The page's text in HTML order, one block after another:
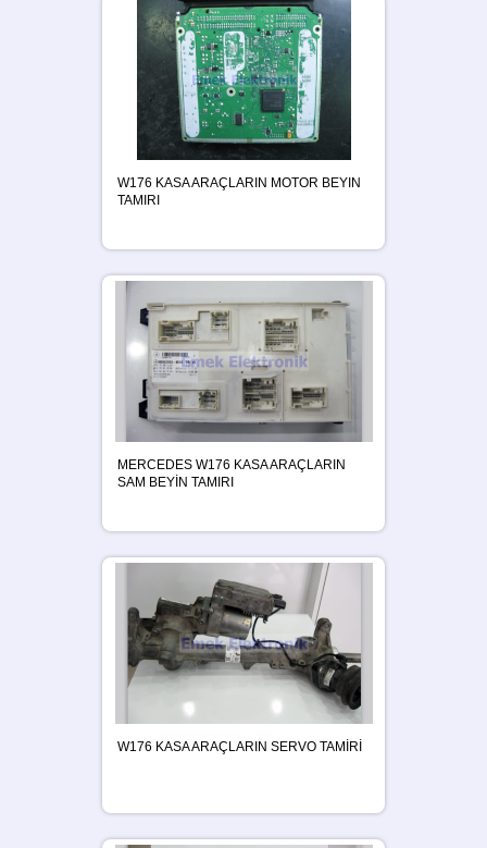
W176 KASA ARAÇLARIN MOTOR BEYIN
TAMIRI
MERCEDES W176 KASA ARAÇLARIN
SAM BEYİN TAMIRI
W176 KASA ARAÇLARIN SERVO TAMİRİ